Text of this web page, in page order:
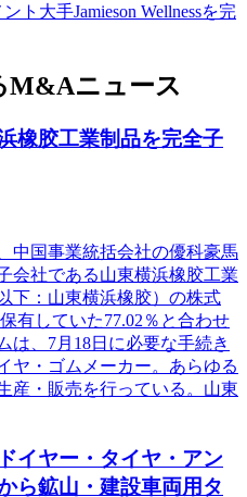
ト大手Jamieson Wellnessを完
M&Aニュース
橡胶工業制品を完全子
中国事業統括会社の優科豪馬
会社である山東横浜橡胶工業
下：山東横浜橡胶）の株式
有していた77.02％と合わせ
は、7月18日に必要な手続き
ヤ・ゴムメーカー。あらゆる
産・販売を行っている。山東
イヤー・タイヤ・アン
ら鉱山・建設車両用タ